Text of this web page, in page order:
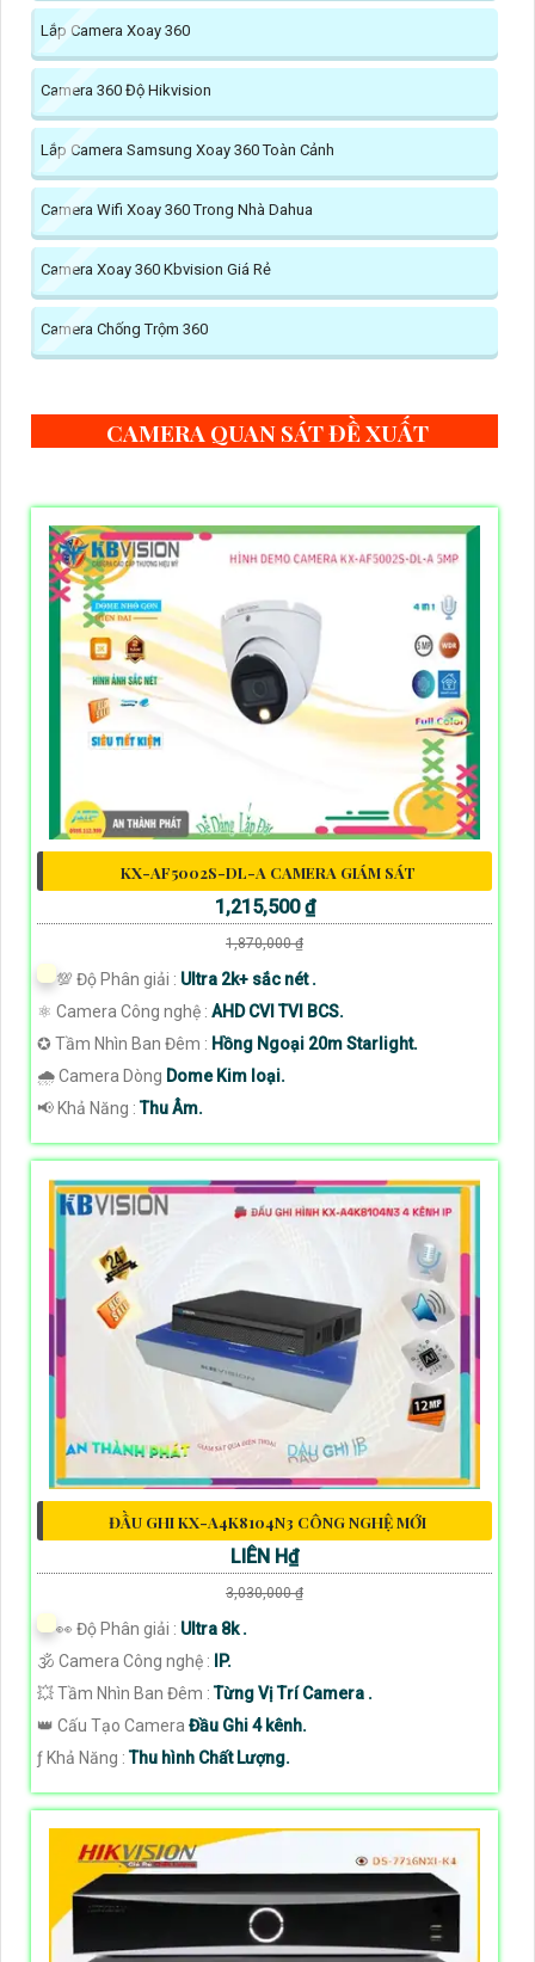
Lắp Camera Xoay 360
Camera 360 Độ Hikvision
Lắp Camera Samsung Xoay 360 Toàn Cảnh
Camera Wifi Xoay 360 Trong Nhà Dahua
Camera Xoay 360 Kbvision Giá Rẻ
Camera Chống Trộm 360
CAMERA QUAN SÁT ĐỀ XUẤT
KX-AF5002S-DL-A CAMERA GIÁM SÁT
1,215,500 ₫
1,870,000 ₫
💯 Độ Phân giải : Ultra 2k+ sắc nét .
⚛️ Camera Công nghệ : AHD CVI TVI BCS.
✪ Tầm Nhìn Ban Đêm : Hồng Ngoại 20m Starlight.
🌧️ Camera Dòng Dome Kim loại.
️📢 Khả Năng :Thu Âm.
ĐẦU GHI KX-A4K8104N3 CÔNG NGHỆ MỚI
LIÊN H₫
3,030,000 ₫
️👀 Độ Phân giải : Ultra 8k .
🕉️ Camera Công nghệ :
IP.
💥 Tầm Nhìn Ban Đêm :Từng Vị Trí Camera .
👑 Cấu Tạo Camera Đầu Ghi 4 kênh.
️ƒ Khả Năng :Thu hình Chất Lượng.